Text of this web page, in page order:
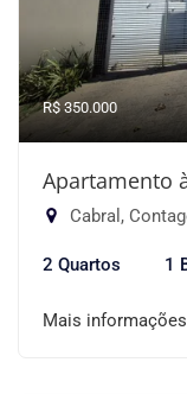
R$ 350.000
Apartamento
Cabral,
2 Quartos 1
Mais informações